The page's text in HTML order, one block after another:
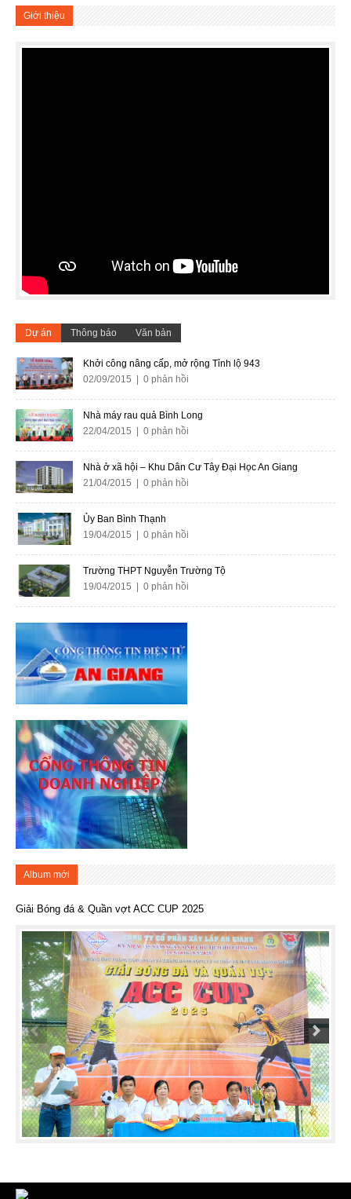
Giới thiệu
Dự án Thông báo Văn bản
Khởi công nâng cấp, mở rộng Tỉnh lộ 943
02/09/2015 | 0 phản hồi
Nhà máy rau quả Bình Long
22/04/2015 | 0 phản hồi
Nhà ở xã hội – Khu Dân Cư Tây Đại Học An Giang
21/04/2015 | 0 phản hồi
Ủy Ban Bình Thạnh
19/04/2015 | 0 phản hồi
Trường THPT Nguyễn Trường Tộ
19/04/2015 | 0 phản hồi
Album mới
Giải Bóng đá & Quần vợt ACC CUP 2025